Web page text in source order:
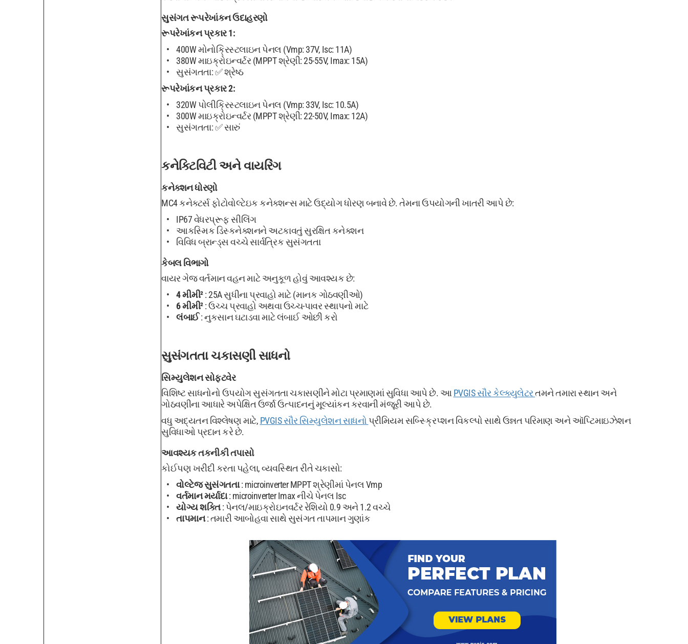
સુસંગત રૂપરેખાંકન ઉદાહરણો
રૂપરેખાંકન પ્રકાર 1:
400W મોનોક્રિસ્ટલાઇન પેનલ (Vmp: 37V, Isc: 11A)
380W માઇક્રોઇન્વર્ટર (MPPT શ્રેણી: 25-55V, Imax: 15A)
સુસંગતતા: ✅ શ્રેષ્ઠ
રૂપરેખાંકન પ્રકાર 2:
320W પોલીક્રિસ્ટલાઇન પેનલ (Vmp: 33V, Isc: 10.5A)
300W માઇક્રોઇન્વર્ટર (MPPT શ્રેણી: 22-50V, Imax: 12A)
સુસંગતતા: ✅ સારું
કનેક્ટિવિટી અને વાયરિંગ
કનેક્શન ધોરણો
MC4 કનેક્ટર્સ ફોટોવોલ્ટેઇક કનેક્શન્સ માટે ઉદ્યોગ ધોરણ બનાવે છે. તેમના ઉપયોગની ખાતરી આપે છે:
IP67 વેધરપ્રૂફ સીલિંગ
આકસ્મિક ડિસ્કનેક્શનને અટકાવતું સુરક્ષિત કનેક્શન
વિવિધ બ્રાન્ડ્સ વચ્ચે સાર્વત્રિક સુસંગતતા
કેબલ વિભાગો
વાયર ગેજ વર્તમાન વહન માટે અનુકૂળ હોવું આવશ્યક છે:
4 મીમી²: 25A સુધીના પ્રવાહો માટે (માનક ગોઠવણીઓ)
6 મીમી²: ઉચ્ચ પ્રવાહો અથવા ઉચ્ચ-પાવર સ્થાપનો માટે
લંબાઈ: નુકસાન ઘટાડવા માટે લંબાઈ ઓછી કરો
સુસંગતતા ચકાસણી સાધનો
સિમ્યુલેશન સોફ્ટવેર
વિશિષ્ટ સાધનોનો ઉપયોગ સુસંગતતા ચકાસણીને મોટા પ્રમાણમાં સુવિધા આપે છે. આ PVGIS સૌર કેલ્ક્યુલેટરતમને તમારા સ્થાન અને
ગોઠવણીના આધારે અપેક્ષિત ઉર્જા ઉત્પાદનનું મૂલ્યાંકન કરવાની મંજૂરી આપે છે.
વધુ અદ્યતન વિશ્લેષણ માટે, PVGIS સૌર સિમ્યુલેશન સાધનોપ્રીમિયમ સબ્સ્ક્રિપ્શન વિકલ્પો સાથે ઉન્નત પરિમાણ અને ઑપ્ટિમાઇઝેશન
સુવિધાઓ પ્રદાન કરે છે.
આવશ્યક તકનીકી તપાસો
કોઈપણ ખરીદી કરતા પહેલા, વ્યવસ્થિત રીતે ચકાસો:
વોલ્ટેજ સુસંગતતા: microinverter MPPT શ્રેણીમાં પેનલ Vmp
વર્તમાન મર્યાદા: microinverter Imax નીચે પેનલ Isc
યોગ્ય શક્તિ: પેનલ/માઇક્રોઇનવર્ટર રેશિયો 0.9 અને 1.2 વચ્ચે
તાપમાન: તમારી આબોહવા સાથે સુસંગત તાપમાન ગુણાંક